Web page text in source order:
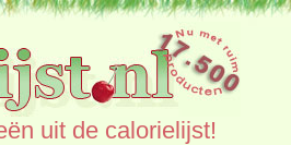
uit de calorielijst!